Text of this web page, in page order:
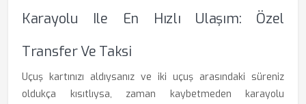
Karayolu Ile En Hızlı Ulaşım: Özel
Transfer Ve Taksi
Uçuş kartınızı aldıysanız ve iki uçuş arasındaki süreniz
oldukça kısıtlıysa, zaman kaybetmeden karayolu